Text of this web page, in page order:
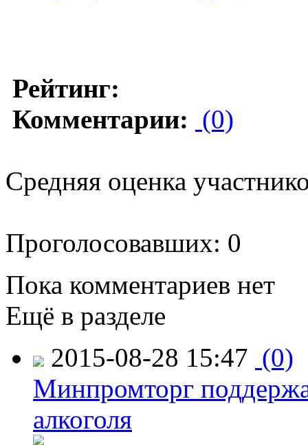
Рейтинг:
Комментарии: (0)
Средняя оценка
Проголосовавших: 0
Пока комментариев нет
Ещё в разделе
2015-08-28 15:47 (0)
Минпромторг
алкоголя